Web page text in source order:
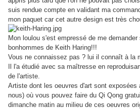
suis rendue compte en validant ma
mon paquet car cet autre design est très
Mon loulou s'est empressé de me
bonhommes de Keith Haring!!!
Vous ne connaissez pas ? lui il connaît à la
Il l'a étudié avec sa maîtresse en
de l'artiste.
Artiste dont les oeuvres d'art sont exposées
nous) où vous pouvez faire du Qi Qong
dimanche matin au milieu de ces oeuvres